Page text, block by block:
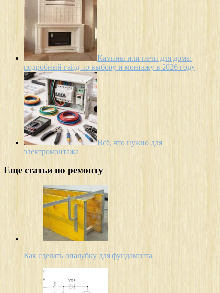
Камины или печи для дома:
подробный гайд по выбору и монтажу в 2026 году
Всё, что нужно для
электромонтажа
Еще статьи по ремонту
Как сделать опалубку для фундамента